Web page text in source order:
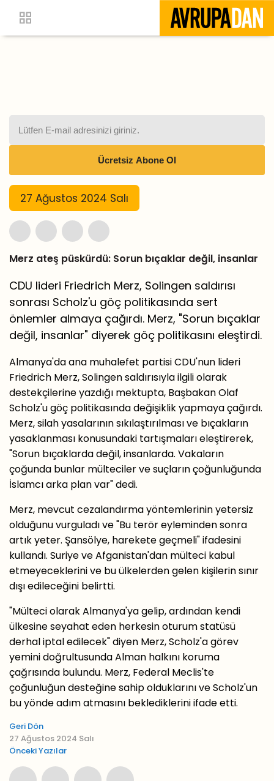
27 Ağustos 2024 Salı
Merz ateş püskürdü: Sorun bıçaklar değil, insanlar
CDU lideri Friedrich Merz, Solingen saldırısı
sonrası Scholz'u göç politikasında sert
önlemler almaya çağırdı. Merz, "Sorun bıçaklar
değil, insanlar" diyerek göç politikasını eleştirdi.
Almanya'da ana muhalefet partisi CDU'nun lideri
Friedrich Merz, Solingen saldırısıyla ilgili olarak
destekçilerine yazdığı mektupta, Başbakan Olaf
Scholz'u göç politikasında değişiklik yapmaya çağırdı.
Merz, silah yasalarının sıkılaştırılması ve bıçakların
yasaklanması konusundaki tartışmaları eleştirerek,
"Sorun bıçaklarda değil, insanlarda. Vakaların
çoğunda bunlar mülteciler ve suçların çoğunluğunda
İslamcı arka plan var" dedi.
Merz, mevcut cezalandırma yöntemlerinin yetersiz
olduğunu vurguladı ve "Bu terör eyleminden sonra
artık yeter. Şansölye, harekete geçmeli" ifadesini
kullandı. Suriye ve Afganistan'dan mülteci kabul
etmeyeceklerini ve bu ülkelerden gelen kişilerin sınır
dışı edileceğini belirtti.
"Mülteci olarak Almanya'ya gelip, ardından kendi
ülkesine seyahat eden herkesin oturum statüsü
derhal iptal edilecek" diyen Merz, Scholz'a görev
yemini doğrultusunda Alman halkını koruma
çağrısında bulundu. Merz, Federal Meclis'te
çoğunluğun desteğine sahip olduklarını ve Scholz'un
bu yönde adım atmasını beklediklerini ifade etti.
Geri Dön
27 Ağustos 2024 Salı
Önceki Yazılar